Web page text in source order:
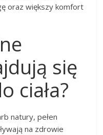
oraz większy komfort
się
ciała?
natury, pełen
na zdrowie